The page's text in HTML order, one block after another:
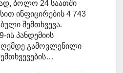
ბოლო 24 საათში
ინფიცირების 4 743
შემთხვევა.
ის პანდემიის
გამოვლენილი